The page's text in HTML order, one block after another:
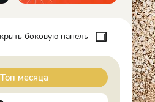
боковую панель
Топ месяца